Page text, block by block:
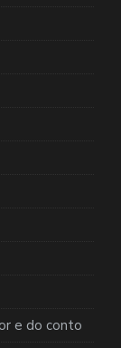
e do conto